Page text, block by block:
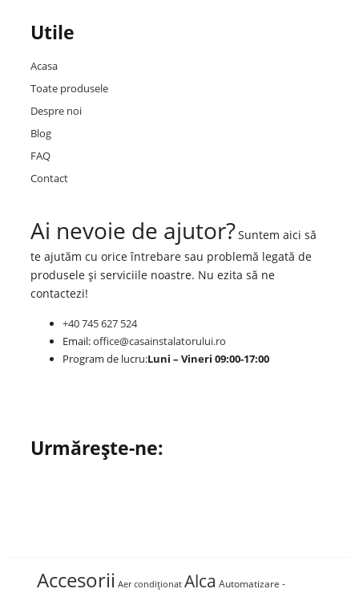
Utile
Acasa
Toate produsele
Despre noi
Blog
FAQ
Contact
Ai nevoie de ajutor?Suntem aici să
te ajutăm cu orice întrebare sau problemă legată de
produsele și serviciile noastre. Nu ezita să ne
contactezi!
+40 745 627 524
Email:office@casainstalatorului.ro
Program de lucru:Luni – Vineri 09:00-17:00
Urmărește-ne:
Accesorii Aer condiționat Alca Automatizare -